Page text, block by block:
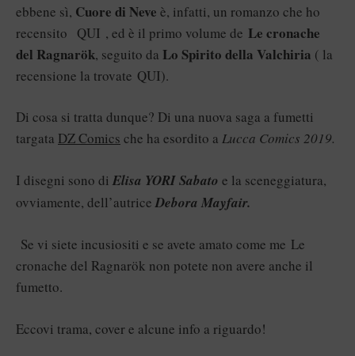
ebbene sì, Cuore di Neve è, infatti, un romanzo che ho
recensito QUI , ed è il primo volume de Le cronache
del Ragnarök, seguito da Lo Spirito della Valchiria ( la
recensione la trovate QUI).
Di cosa si tratta dunque? Di una nuova saga a fumetti
targata DZ Comics che ha esordito a Lucca Comics 2019.
I disegni sono di Elisa YORI Sabato e la sceneggiatura,
ovviamente, dell’autrice Debora Mayfair.
Se vi siete incusiositi e se avete amato come me Le
cronache del Ragnarök non potete non avere anche il
fumetto.
Eccovi trama, cover e alcune info a riguardo!